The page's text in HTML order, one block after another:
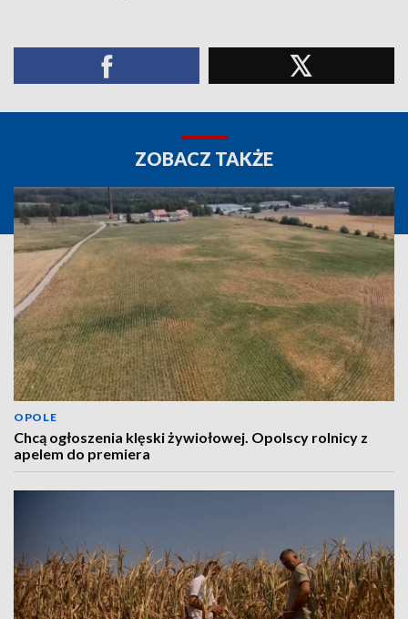
ZOBACZ TAKŻE
OPOLE
Chcą ogłoszenia klęski żywiołowej. Opolscy rolnicy z
apelem do premiera